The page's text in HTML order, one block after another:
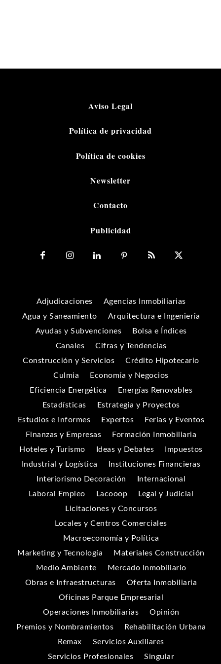
Aviso Legal
Política de privacidad
Política de cookies
Newsletter
Contacto
Publicidad
Adjudicaciones
Agencias Inmobiliarias
Agua y Saneamiento
Arquitectura e Ingeniería
Ayudas y Subvenciones
Bolsa e Índices
Canales
Cifras y Tendencias
Construcción y Servicios
Crédito Hipotecario
Culmia
Economía y Negocios
Eficiencia Energética
Energías Renovables
Estadísticas
Estrategia y Proyectos
Estudios e Informes
Expertos
Ferias y Eventos
Finanzas y Empresas
Formación Inmobiliaria
Hoteles y Turismo
Ideas y Debates
Impuestos
Industrial y Logística
Instituciones Financieras
Interiorismo Decoración
Internacional
Laboral Empleo
Lacooop
Legal y Judicial
Licitaciones y Concursos
Locales y Centros Comerciales
Macroeconomía y Política
Marketing y Tecnología
Materiales Construcción
Medio Ambiente
Mercado Inmobiliario
Obras e Infraestructuras
Oferta Inmobiliaria
Oficinas Parque Empresarial
Operaciones Inmobiliarias
Opinión
Premios y Nombramientos
Rehabilitación Urbana
Remax
Servicios Auxiliares
Servicios Profesionales
Singular